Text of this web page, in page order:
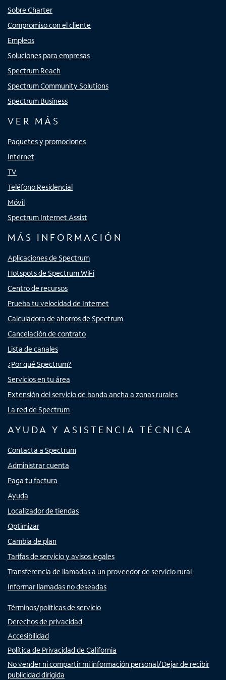
Sobre Charter
Compromiso con el cliente
Empleos
Soluciones para empresas
Spectrum Reach
Spectrum Community Solutions
Spectrum Business
VER MÁS
Paquetes y promociones
Internet
TV
Teléfono Residencial
Móvil
Spectrum Internet Assist
MÁS INFORMACIÓN
Aplicaciones de Spectrum
Hotspots de Spectrum WiFi
Centro de recursos
Prueba tu velocidad de Internet
Calculadora de ahorros de Spectrum
Cancelación de contrato
Lista de canales
¿Por qué Spectrum?
Servicios en tu área
Extensión del servicio de banda ancha a zonas rurales
La red de Spectrum
AYUDA Y ASISTENCIA TÉCNICA
Contacta a Spectrum
Administrar cuenta
Paga tu factura
Ayuda
Localizador de tiendas
Optimizar
Cambia de plan
Tarifas de servicio y avisos legales
Transferencia de llamadas a un proveedor de servicio rural
Informar llamadas no deseadas
Términos/políticas de servicio
Derechos de privacidad
Accesibilidad
Política de Privacidad de California
No vender ni compartir mi información personal/Dejar de recibir
publicidad dirigida